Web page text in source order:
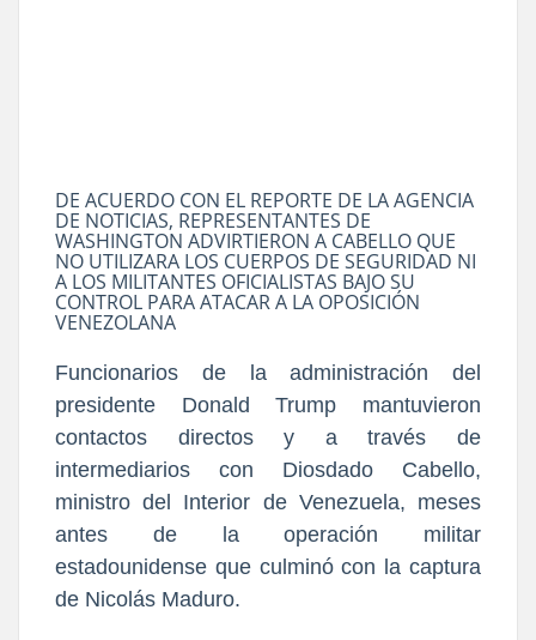
DE ACUERDO CON EL REPORTE DE LA AGENCIA
DE NOTICIAS, REPRESENTANTES DE
WASHINGTON ADVIRTIERON A CABELLO QUE
NO UTILIZARA LOS CUERPOS DE SEGURIDAD NI
A LOS MILITANTES OFICIALISTAS BAJO SU
CONTROL PARA ATACAR A LA OPOSICIÓN
VENEZOLANA
Funcionarios de la administración del
presidente Donald Trump mantuvieron
contactos directos y a través de
intermediarios con Diosdado Cabello,
ministro del Interior de Venezuela, meses
antes de la operación militar
estadounidense que culminó con la captura
de Nicolás Maduro.